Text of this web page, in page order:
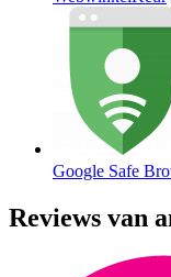
Google Safe
Reviews van